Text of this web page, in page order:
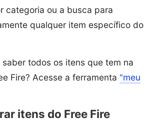
categoria ou a busca para
qualquer item específico do
saber todos os itens que tem na
Fire? Acesse a ferramenta "meu
itens do Free Fire